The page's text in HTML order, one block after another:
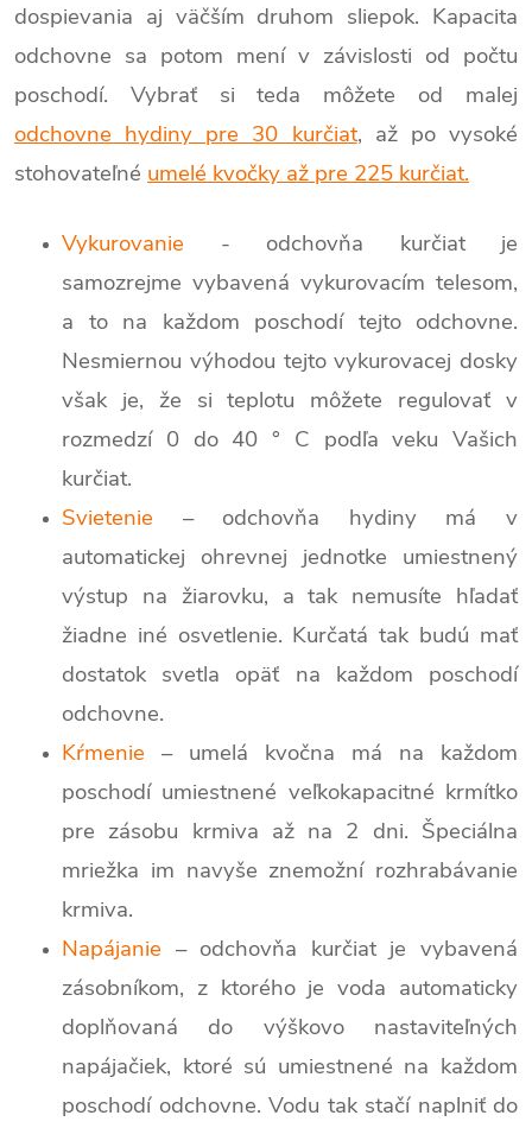
dospievania aj väčším druhom sliepok. Kapacita
odchovne sa potom mení v závislosti od počtu
poschodí. Vybrať si teda môžete od malej
odchovne hydiny pre 30 kurčiat, až po vysoké
stohovateľné umelé kvočky až pre 225 kurčiat.
Vykurovanie - odchovňa kurčiat je
samozrejme vybavená vykurovacím telesom,
a to na každom poschodí tejto odchovne.
Nesmiernou výhodou tejto vykurovacej dosky
však je, že si teplotu môžete regulovať v
rozmedzí 0 do 40 ° C podľa veku Vašich
kurčiat.
Svietenie – odchovňa hydiny má v
automatickej ohrevnej jednotke umiestnený
výstup na žiarovku, a tak nemusíte hľadať
žiadne iné osvetlenie. Kurčatá tak budú mať
dostatok svetla opäť na každom poschodí
odchovne.
Kŕmenie – umelá kvočna má na každom
poschodí umiestnené veľkokapacitné krmítko
pre zásobu krmiva až na 2 dni. Špeciálna
mriežka im navyše znemožní rozhrabávanie
krmiva.
Napájanie – odchovňa kurčiat je vybavená
zásobníkom, z ktorého je voda automaticky
doplňovaná do výškovo nastaviteľných
napájačiek, ktoré sú umiestnené na každom
poschodí odchovne. Vodu tak stačí naplniť do